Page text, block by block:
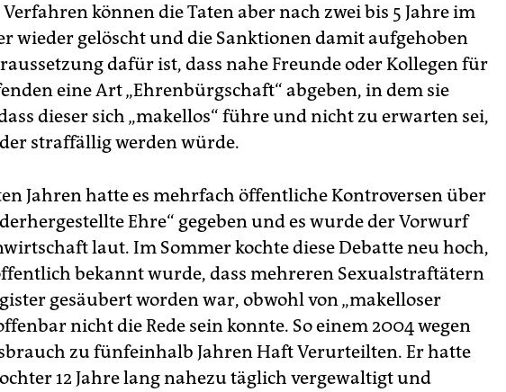
können die Taten aber nach zwei bis 5 Jahre im
wieder gelöscht und die Sanktionen damit aufgehoben
dafür ist, dass nahe Freunde oder Kollegen für
eine Art „Ehrenbürgschaft“ abgeben, in dem sie
dieser sich „makellos“ führe und nicht zu erwarten sei,
straffällig werden würde.
Jahren hatte es mehrfach öffentliche Kontroversen über
Ehre“ gegeben und es wurde der Vorwurf
laut. Im Sommer kochte diese Debatte neu hoch,
bekannt wurde, dass mehreren Sexualstraftätern
gesäubert worden war, obwohl von „makelloser
nicht die Rede sein konnte. So einem 2004 wegen
zu fünfeinhalb Jahren Haft Verurteilten. Er hatte
12 Jahre lang nahezu täglich vergewaltigt und